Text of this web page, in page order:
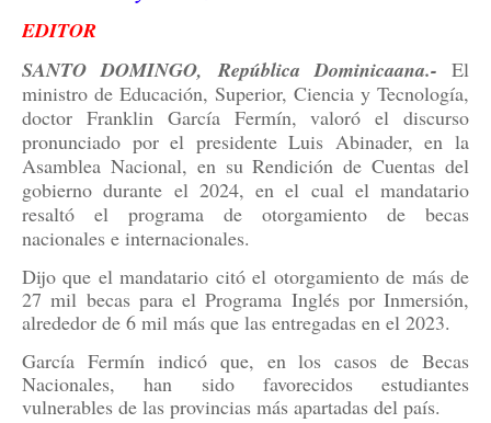
EDITOR
SANTO DOMINGO, República Dominicaana.- El
ministro de Educación, Superior, Ciencia y Tecnología,
doctor Franklin García Fermín, valoró el discurso
pronunciado por el presidente Luis Abinader, en la
Asamblea Nacional, en su Rendición de Cuentas del
gobierno durante el 2024, en el cual el mandatario
resaltó el programa de otorgamiento de becas
nacionales e internacionales.
Dijo que el mandatario citó el otorgamiento de más de
27 mil becas para el Programa Inglés por Inmersión,
alrededor de 6 mil más que las entregadas en el 2023.
García Fermín indicó que, en los casos de Becas
Nacionales, han sido favorecidos estudiantes
vulnerables de las provincias más apartadas del país.